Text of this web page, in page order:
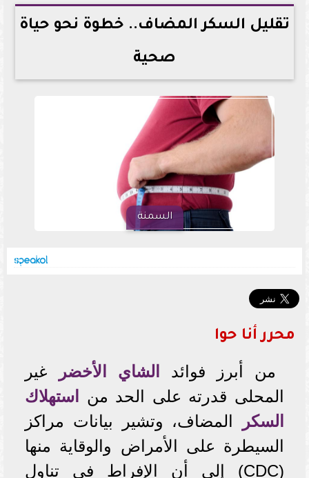
2025-05-05 17:31:46
تقليل السكر المضاف.. خطوة نحو حياة
صحية
السمنة
محرر أنا حوا
من أبرز فوائد الشاي الأخضر
غير
المحلى قدرته على الحد من
استهلاك
السكر
المضاف، وتشير بيانات مراكز
السيطرة على الأمراض والوقاية منها
(CDC) إلى أن الإفراط في تناول